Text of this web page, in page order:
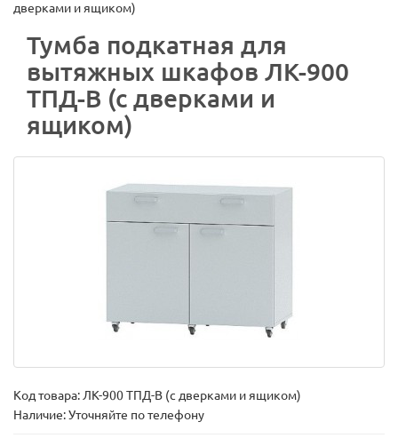
дверками и ящиком)
Тумба подкатная для
вытяжных шкафов ЛК-900
ТПД-В (с дверками и
ящиком)
Код товара: ЛК-900 ТПД-В (с дверками и ящиком)
Наличие: Уточняйте по телефону